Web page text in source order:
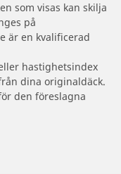
som visas kan skilja
på
är en kvalificerad
hastighetsindex
dina originaldäck.
den föreslagna